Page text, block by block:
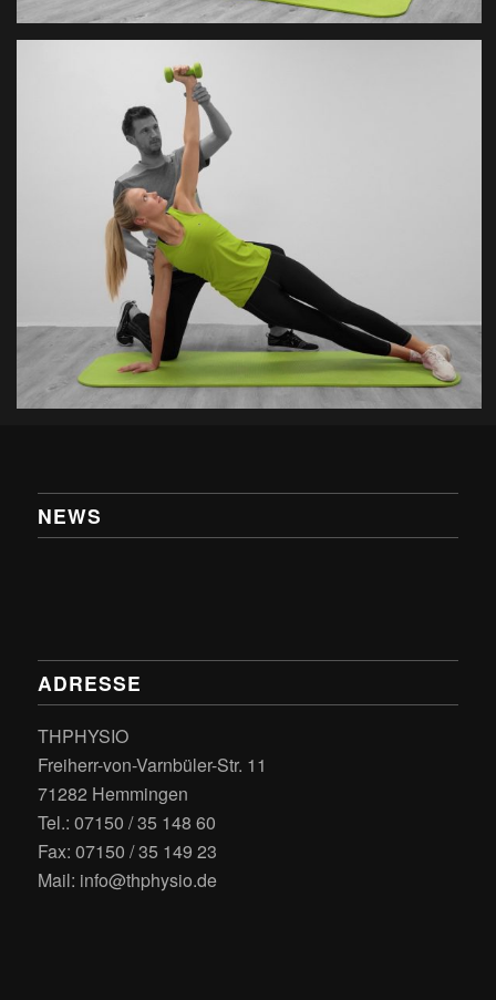
NEWS
ADRESSE
THPHYSIO
Freiherr-von-Varnbüler-Str. 11
71282 Hemmingen
Tel.: 07150 / 35 148 60
Fax: 07150 / 35 149 23
Mail: info@thphysio.de